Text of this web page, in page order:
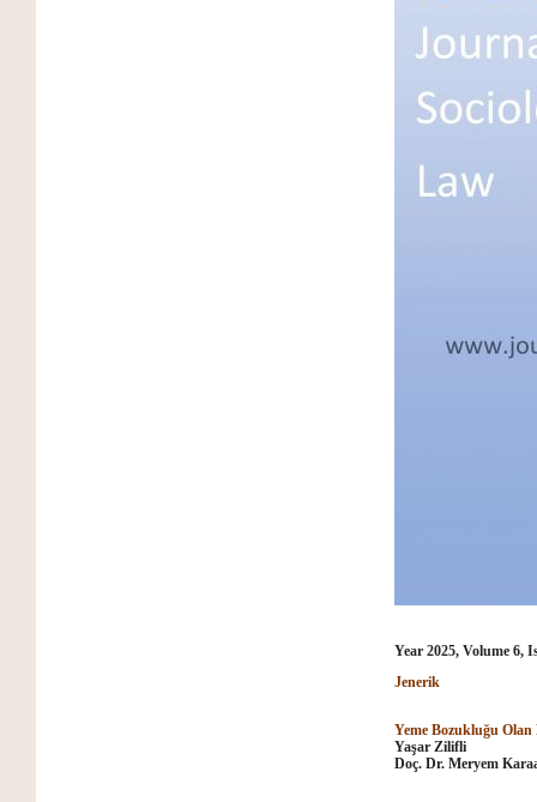
Year 2025, Volume 6,
Jenerik
Yeme Bozukluğu Olan
Yaşar Zilifli
Doç. Dr. Meryem